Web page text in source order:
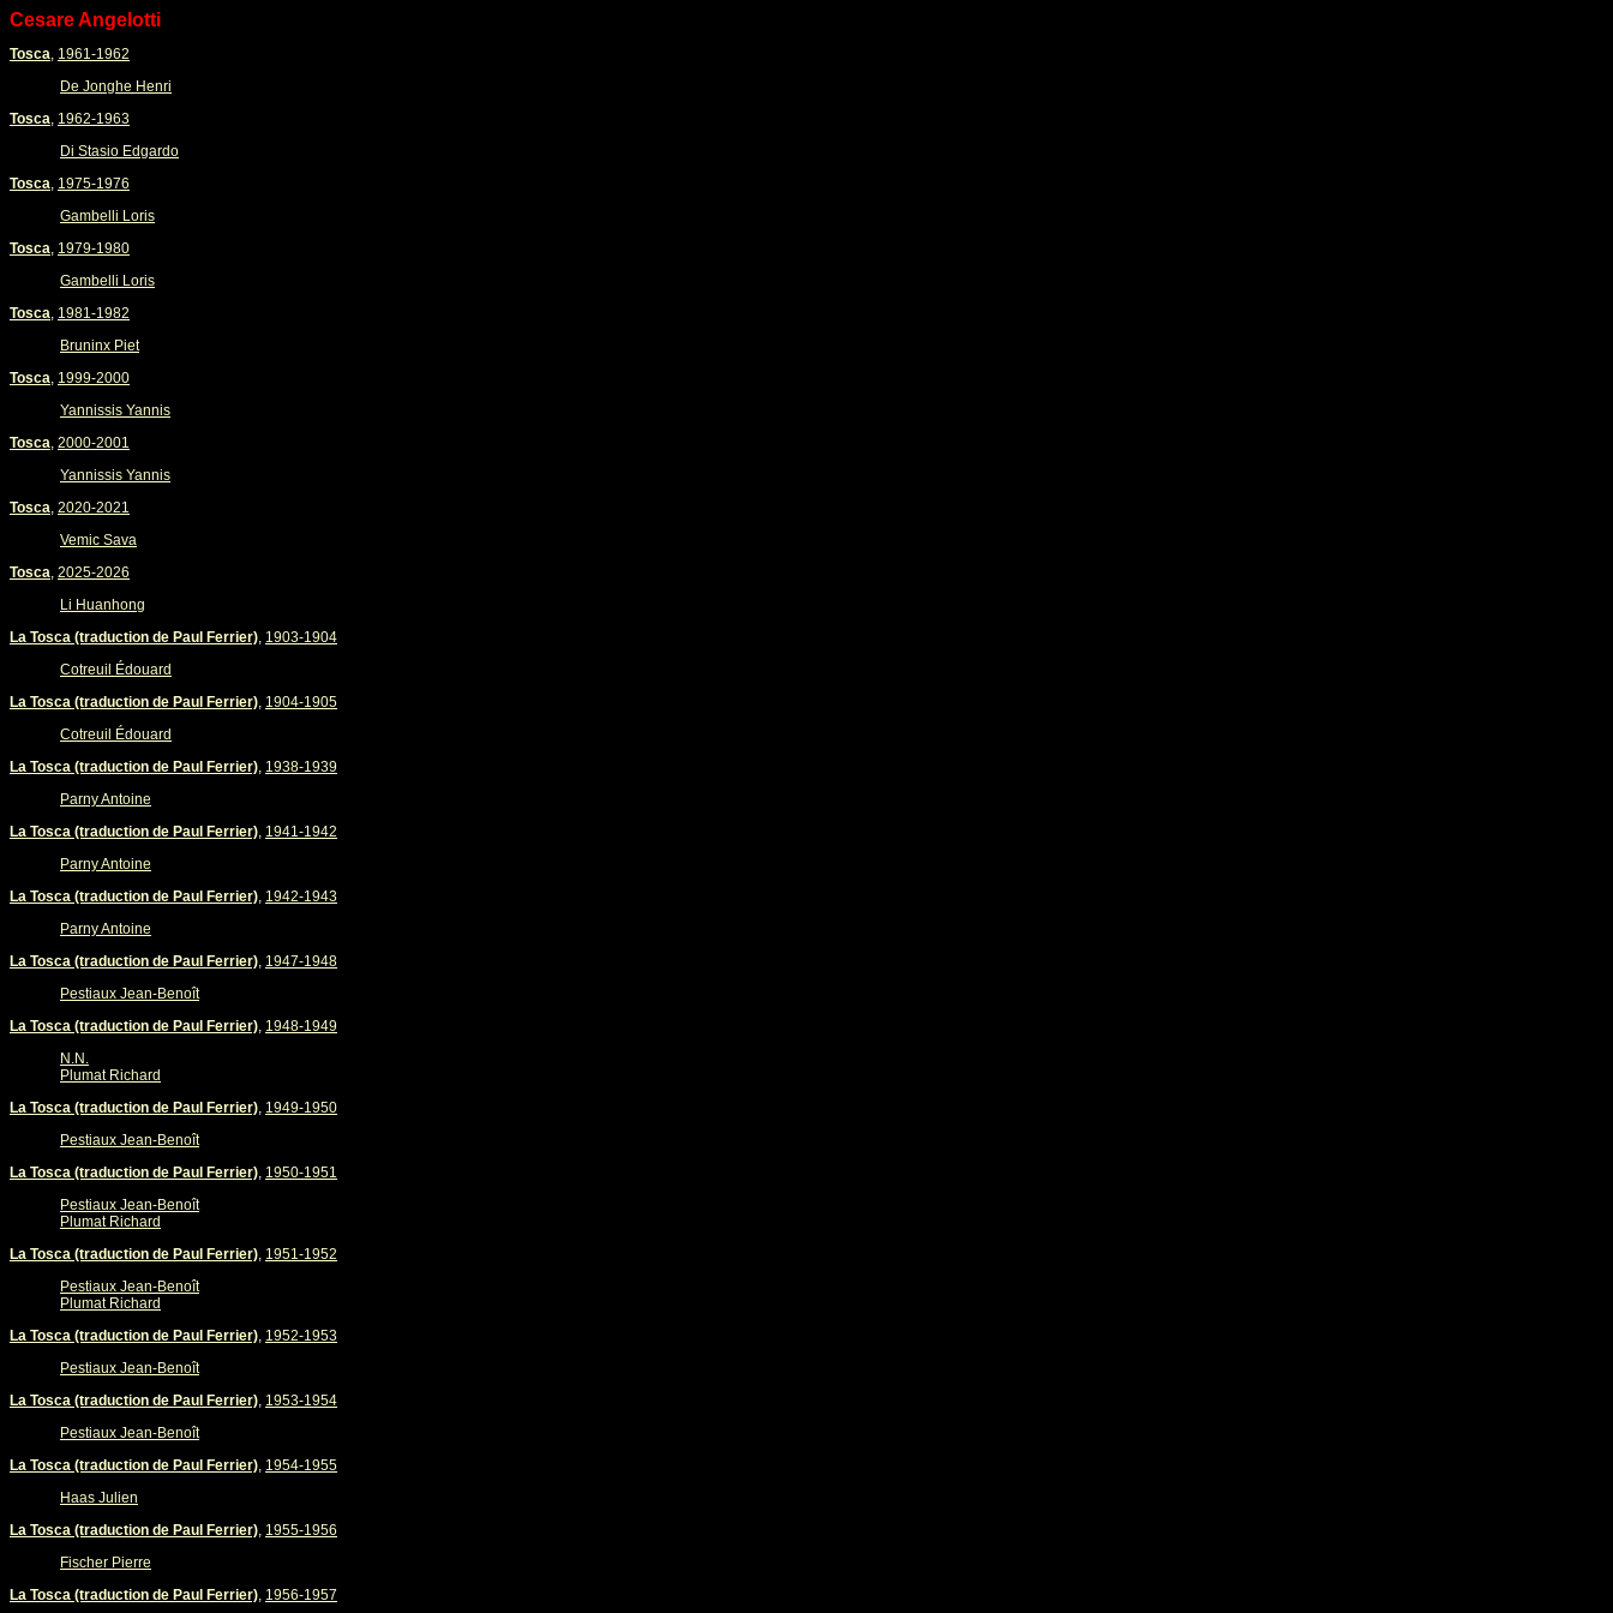
Cesare Angelotti
Tosca, 1961-1962
De Jonghe Henri
Tosca, 1962-1963
Di Stasio Edgardo
Tosca, 1975-1976
Gambelli Loris
Tosca, 1979-1980
Gambelli Loris
Tosca, 1981-1982
Bruninx Piet
Tosca, 1999-2000
Yannissis Yannis
Tosca, 2000-2001
Yannissis Yannis
Tosca, 2020-2021
Vemic Sava
Tosca, 2025-2026
Li Huanhong
La Tosca (traduction de Paul Ferrier), 1903-1904
Cotreuil Édouard
La Tosca (traduction de Paul Ferrier), 1904-1905
Cotreuil Édouard
La Tosca (traduction de Paul Ferrier), 1938-1939
Parny Antoine
La Tosca (traduction de Paul Ferrier), 1941-1942
Parny Antoine
La Tosca (traduction de Paul Ferrier), 1942-1943
Parny Antoine
La Tosca (traduction de Paul Ferrier), 1947-1948
Pestiaux Jean-Benoît
La Tosca (traduction de Paul Ferrier), 1948-1949
N.N.
Plumat Richard
La Tosca (traduction de Paul Ferrier), 1949-1950
Pestiaux Jean-Benoît
La Tosca (traduction de Paul Ferrier), 1950-1951
Pestiaux Jean-Benoît
Plumat Richard
La Tosca (traduction de Paul Ferrier), 1951-1952
Pestiaux Jean-Benoît
Plumat Richard
La Tosca (traduction de Paul Ferrier), 1952-1953
Pestiaux Jean-Benoît
La Tosca (traduction de Paul Ferrier), 1953-1954
Pestiaux Jean-Benoît
La Tosca (traduction de Paul Ferrier), 1954-1955
Haas Julien
La Tosca (traduction de Paul Ferrier), 1955-1956
Fischer Pierre
La Tosca (traduction de Paul Ferrier), 1956-1957